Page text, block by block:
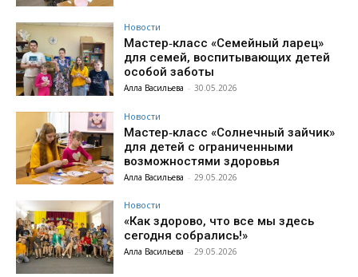
Новости
Мастер‑класс «Семейный ларец»
для семей, воспитывающих детей
особой заботы
Алла Васильева - 30.05.2026
Новости
Мастер‑класс «Солнечный зайчик»
для детей с ограниченными
возможностями здоровья
Алла Васильева - 29.05.2026
Новости
«Как здорово, что все мы здесь
сегодня собрались!»
Алла Васильева - 29.05.2026